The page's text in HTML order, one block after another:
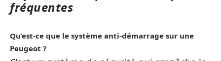
fréquentes
Qu’est-ce que le système anti-démarrage sur une
Peugeot ?